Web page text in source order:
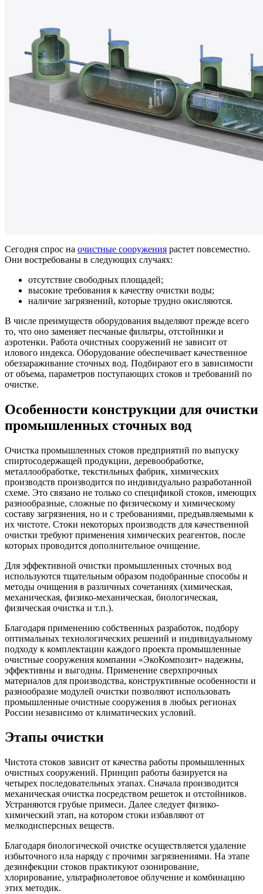
Сегодня спрос на очистные сооружения растет повсеместно.
Они востребованы в следующих случаях:
отсутствие свободных площадей;
высокие требования к качеству очистки воды;
наличие загрязнений, которые трудно окисляются.
В числе преимуществ оборудования выделяют прежде всего
то, что оно заменяет песчаные фильтры, отстойники и
аэротенки. Работа очистных сооружений не зависит от
илового индекса. Оборудование обеспечивает качественное
обеззараживание сточных вод. Подбирают его в зависимости
от объема, параметров поступающих стоков и требований по
очистке.
Особенности конструкции для очистки
промышленных сточных вод
Очистка промышленных стоков предприятий по выпуску
спиртосодержащей продукции, деревообработке,
металлообработке, текстильных фабрик, химических
производств производится по индивидуально разработанной
схеме. Это связано не только со спецификой стоков, имеющих
разнообразные, сложные по физическому и химическому
составу загрязнения, но и с требованиями, предъявляемыми к
их чистоте. Стоки некоторых производств для качественной
очистки требуют применения химических реагентов, после
которых проводится дополнительное очищение.
Для эффективной очистки промышленных сточных вод
используются тщательным образом подобранные способы и
методы очищения в различных сочетаниях (химическая,
механическая, физико-механическая, биологическая,
физическая очистка и т.п.).
Благодаря применению собственных разработок, подбору
оптимальных технологических решений и индивидуальному
подходу к комплектации каждого проекта промышленные
очистные сооружения компании «ЭкоКомпозит» надежны,
эффективны и выгодны. Применение сверхпрочных
материалов для производства, конструктивные особенности и
разнообразие модулей очистки позволяют использовать
промышленные очистные сооружения в любых регионах
России независимо от климатических условий.
Этапы очистки
Чистота стоков зависит от качества работы промышленных
очистных сооружений. Принцип работы базируется на
четырех последовательных этапах. Сначала производится
механическая очистка посредством решеток и отстойников.
Устраняются грубые примеси. Далее следует физико-
химический этап, на котором стоки избавляют от
мелкодисперсных веществ.
Благодаря биологической очистке осуществляется удаление
избыточного ила наряду с прочими загрязнениями. На этапе
дезинфекции стоков практикуют озонирование,
хлорирование, ультрафиолетовое облучение и комбинацию
этих методик.